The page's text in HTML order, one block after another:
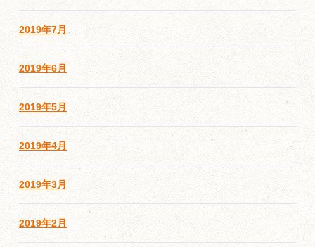
2019年7月
2019年6月
2019年5月
2019年4月
2019年3月
2019年2月